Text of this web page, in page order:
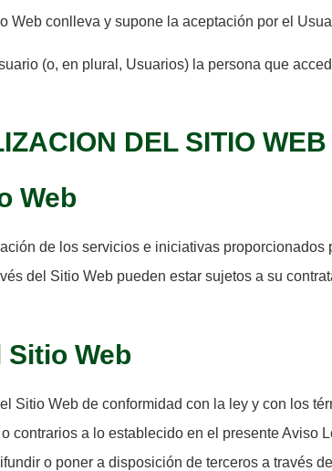
Web conlleva y supone la aceptación por el
(o, en plural, Usuarios) la persona que
DEL SITIO WEB
Web
de los servicios e iniciativas
del Sitio Web pueden estar sujetos a su
Web
Sitio Web de conformidad con la ley y con los
contrarios a lo establecido en el presente
o poner a disposición de terceros a través